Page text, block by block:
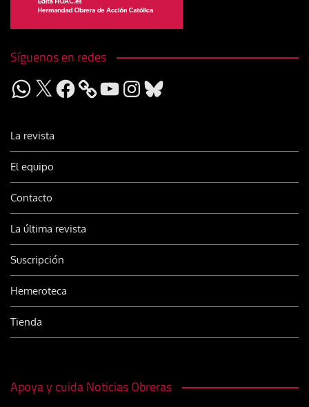
Síguenos en redes
WhatsApp
X Facebook YouTubeInstagram
Bluesky
La revista
El equipo
Contacto
La última revista
Suscripción
Hemeroteca
Tienda
Apoya y cuida Noticias Obreras